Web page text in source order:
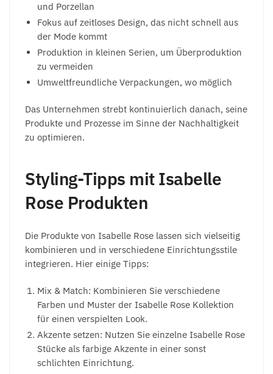
und Porzellan
Fokus auf zeitloses Design, das nicht schnell aus
der Mode kommt
Produktion in kleinen Serien, um Überproduktion
zu vermeiden
Umweltfreundliche Verpackungen, wo möglich
Das Unternehmen strebt kontinuierlich danach, seine
Produkte und Prozesse im Sinne der Nachhaltigkeit
zu optimieren.
Styling-Tipps mit Isabelle
Rose Produkten
Die Produkte von Isabelle Rose lassen sich vielseitig
kombinieren und in verschiedene Einrichtungsstile
integrieren. Hier einige Tipps:
Mix & Match: Kombinieren Sie verschiedene
Farben und Muster der Isabelle Rose Kollektion
für einen verspielten Look.
Akzente setzen: Nutzen Sie einzelne Isabelle Rose
Stücke als farbige Akzente in einer sonst
schlichten Einrichtung.